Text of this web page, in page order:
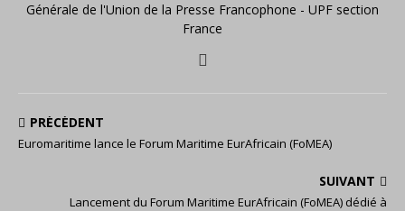
Générale de l'Union de la Presse Francophone - UPF section
France
PRÉCÉDENT
Euromaritime lance le Forum Maritime EurAfricain (FoMEA)
SUIVANT
Lancement du Forum Maritime EurAfricain (FoMEA) dédié à